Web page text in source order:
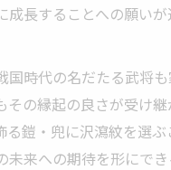
成長することへの願い
国時代の名だたる武将
その縁起の良さが受け
る鎧・兜に沢瀉紋を選ぶ
未来への期待を形にで